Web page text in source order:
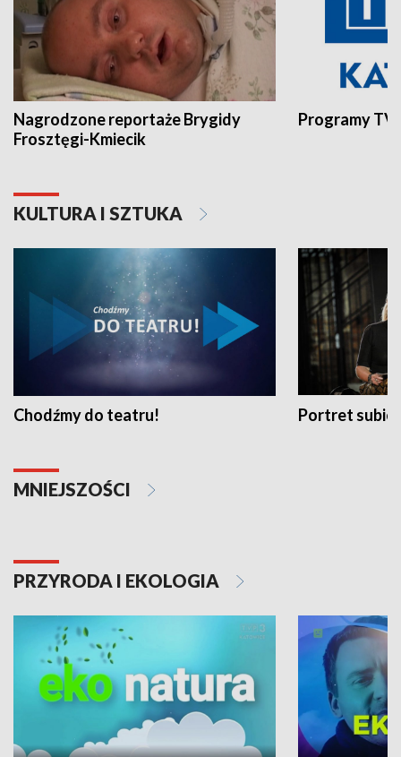
Nagrodzone reportaże Brygidy
Frosztęgi-Kmiecik
Programy
KULTURA I SZTUKA
Chodźmy do teatru! Portret
MNIEJSZOŚCI
PRZYRODA I EKOLOGIA